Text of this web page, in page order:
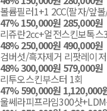
장바구니담기
볼륨필러1+1 2CC(팔자/앞
47%150,000원 285,000원
장바구니담기
리쥬란2cc+얼전스킨보톡스
48%250,000원 490,000원
장바구니담기
검버섯/흑자제거 리팟레이
48%300,000원 579,000원
장바구니담기
리투오스킨부스터 1회
47%590,000원 1,120,000
장바구니담기
울쎄라피프라임300샷